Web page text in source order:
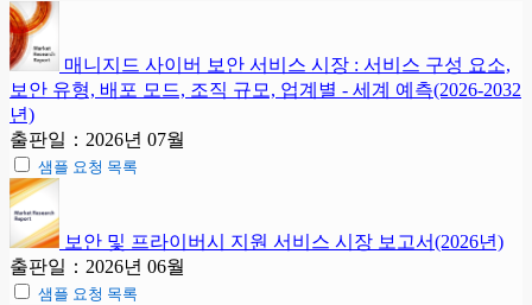
매니지드 사이버 보안 서비스 시장 : 서비스 구성 요소,
보안 유형, 배포 모드, 조직 규모, 업계별 - 세계 예측(2026-2032
년)
출판일：2026년 07월
샘플 요청 목록
보안 및 프라이버시 지원 서비스 시장 보고서(2026년)
출판일：2026년 06월
샘플 요청 목록